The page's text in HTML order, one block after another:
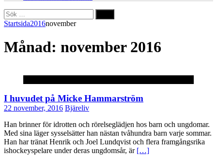
Sök
efter:
Startsida2016november
Månad: november 2016
I huvudet på Micke Hammarström
22 november, 2016 Bjäreliv
Han brinner för idrotten och rörelseglädjen hos barn och ungdomar.
Med sina läger sysselsätter han nästan tvåhundra barn varje sommar.
Han har tränat Henrik och Joel Lundqvist och flera framgångsrika
ishockeyspelare under deras ungdomsår, är […]